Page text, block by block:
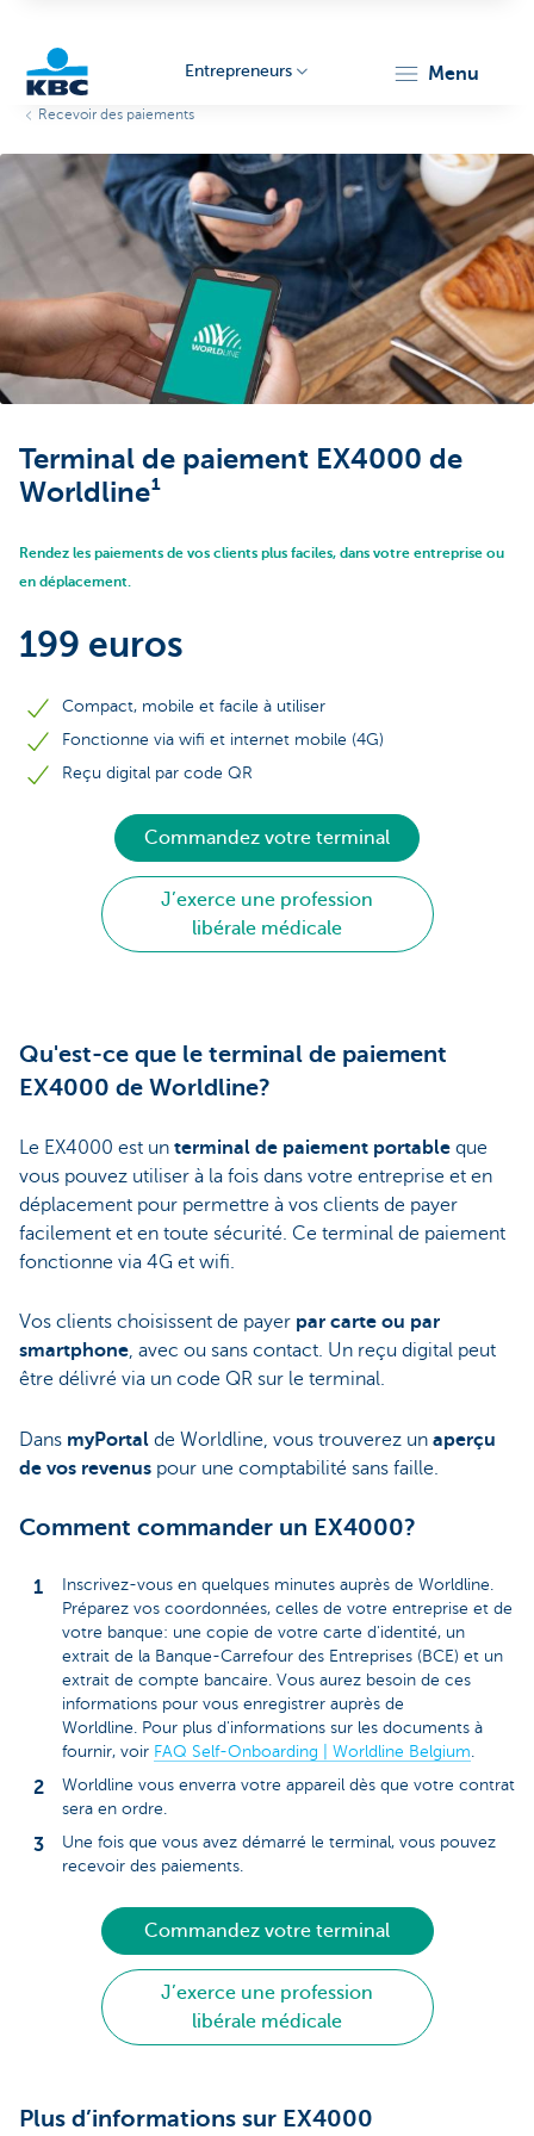
Entrepreneurs
Entrepreneurs menu
Recevoir des paiements
Terminal de paiement EX4000 de
Worldline¹
Rendez les paiements de vos clients plus faciles, dans votre entreprise ou
en déplacement.
199 euros
Compact, mobile et facile à utiliser
Fonctionne via wifi et internet mobile (4G)
Reçu digital par code QR
Commandez votre terminal
J’exerce une profession
libérale médicale
Qu'est-ce que le terminal de paiement
EX4000 de Worldline?
Le EX4000 est un terminal de paiement portable que
vous pouvez utiliser à la fois dans votre entreprise et en
déplacement pour permettre à vos clients de payer
facilement et en toute sécurité. Ce terminal de paiement
fonctionne via 4G et wifi.
Vos clients choisissent de payer par carte ou par
smartphone, avec ou sans contact. Un reçu digital peut
être délivré via un code QR sur le terminal.
Dans myPortal de Worldline, vous trouverez un aperçu
de vos revenus pour une comptabilité sans faille.
Comment commander un EX4000?
Inscrivez-vous en quelques minutes auprès de Worldline.
Préparez vos coordonnées, celles de votre entreprise et de
votre banque: une copie de votre carte d'identité, un
extrait de la Banque-Carrefour des Entreprises (BCE) et un
extrait de compte bancaire. Vous aurez besoin de ces
informations pour vous enregistrer auprès de
Worldline. Pour plus d'informations sur les documents à
fournir, voir FAQ Self-Onboarding | Worldline Belgium
Worldline vous enverra votre appareil dès que votre contrat
sera en ordre.
Une fois que vous avez démarré le terminal, vous pouvez
recevoir des paiements.
Commandez votre terminal
J’exerce une profession
libérale médicale
Plus d’informations sur EX4000